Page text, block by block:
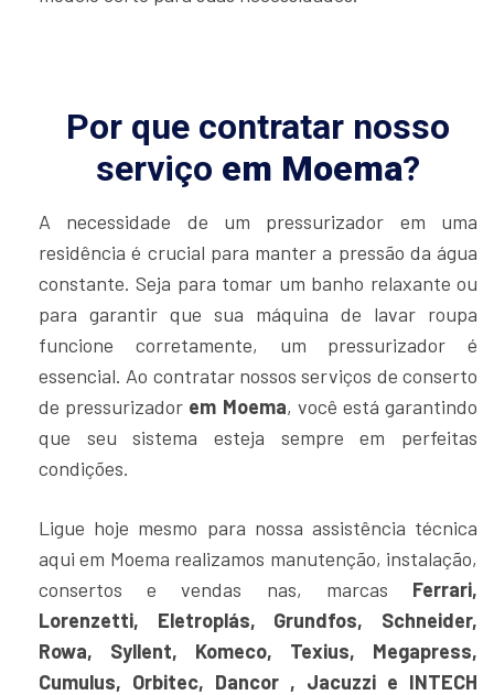
Por que contratar nosso
serviço em Moema?
A necessidade de um pressurizador em uma
residência é crucial para manter a pressão da água
constante. Seja para tomar um banho relaxante ou
para garantir que sua máquina de lavar roupa
funcione corretamente, um pressurizador é
essencial. Ao contratar nossos serviços de conserto
de pressurizador em Moema, você está garantindo
que seu sistema esteja sempre em perfeitas
condições.
Ligue hoje mesmo para nossa assistência técnica
aqui em Moema realizamos manutenção, instalação,
consertos e vendas nas, marcas Ferrari,
Lorenzetti, Eletroplás, Grundfos, Schneider,
Rowa, Syllent, Komeco, Texius, Megapress,
Cumulus, Orbitec, Dancor , Jacuzzi e INTECH